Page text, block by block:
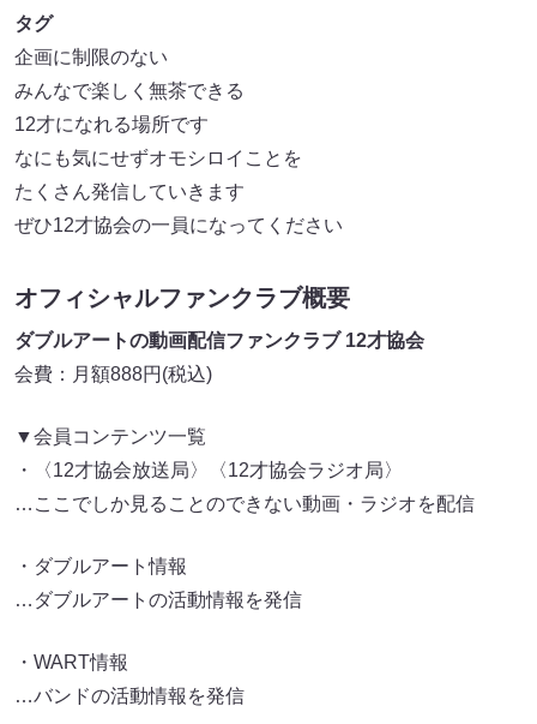
タグ
企画に制限のない
みんなで楽しく無茶できる
12才になれる場所です
なにも気にせずオモシロイことを
たくさん発信していきます
ぜひ12才協会の一員になってください
オフィシャルファンクラブ概要
ダブルアートの動画配信ファンクラブ 12才協会
会費：月額888円(税込)
▼会員コンテンツ一覧
・〈12才協会放送局〉〈12才協会ラジオ局〉
…ここでしか見ることのできない動画・ラジオを配信
・ダブルアート情報
…ダブルアートの活動情報を発信
・WART情報
…バンドの活動情報を発信